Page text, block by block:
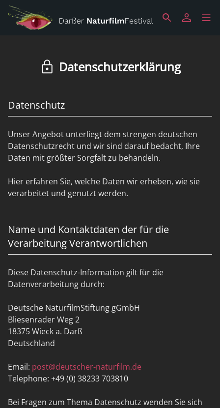
Datenschutzerklärung
Datenschutz
Unser Angebot unterliegt dem strengen deutschen
Datenschutzrecht und wir sind darauf bedacht, Ihre
Daten mit größter Sorgfalt zu behandeln.
Hier erfahren Sie, welche Daten wir erheben, wie sie
verarbeitet und genutzt werden.
Name und Kontaktdaten der für die
Verarbeitung Verantwortlichen
Diese Datenschutz-Information gilt für die
Datenverarbeitung durch:
Deutsche NaturfilmStiftung gGmbH
Bliesenrader Weg 2
18375 Wieck a. Darß
Deutschland
Email: post@deutscher-naturfilm.de
Telephone: +49 (0) 38233 703810
Bei Fragen zum Thema Datenschutz wenden Sie sich